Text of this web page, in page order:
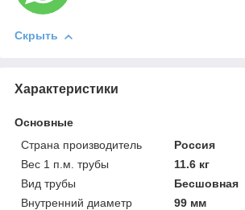
Скрыть
Характеристики
Основные
Страна производитель
Россия
Вес 1 п.м. трубы
11.6 кг
Вид трубы
Бесшовная
Внутренний диаметр
99 мм